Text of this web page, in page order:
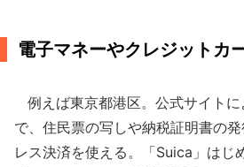
電子マネーやクレジットカ
例えば東京都港区。公式サイト
で、住民票の写しや納税証明書の
レス決済を使える。「Suica」はじ